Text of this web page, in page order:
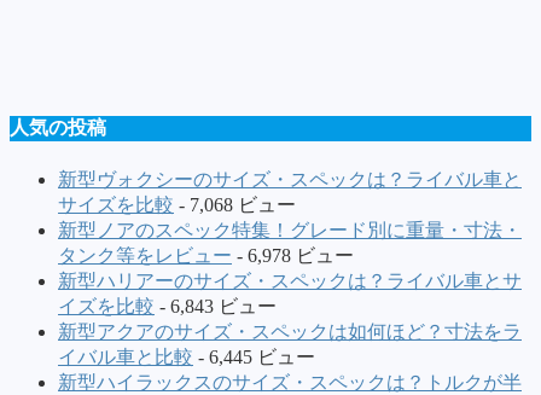
人気の投稿
新型ヴォクシーのサイズ・スペックは？ライバル車と
サイズを比較 - 7,068 ビュー
新型ノアのスペック特集！グレード別に重量・寸法・
タンク等をレビュー - 6,978 ビュー
新型ハリアーのサイズ・スペックは？ライバル車とサ
イズを比較 - 6,843 ビュー
新型アクアのサイズ・スペックは如何ほど？寸法をラ
イバル車と比較 - 6,445 ビュー
新型ハイラックスのサイズ・スペックは？トルクが半